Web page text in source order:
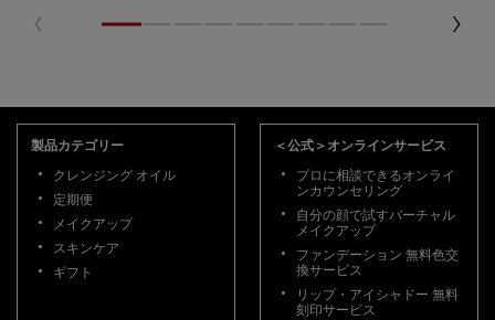
製品カテゴリー
クレンジング オイル
定期便
メイクアップ
スキンケア
ギフト
＜公式＞オンラインサービス
プロに相談できるオンライ
ンカウンセリング
自分の顔で試すバーチャル
メイクアップ
ファンデーション 無料色交
換サービス
リップ・アイシャドー 無料
刻印サービス